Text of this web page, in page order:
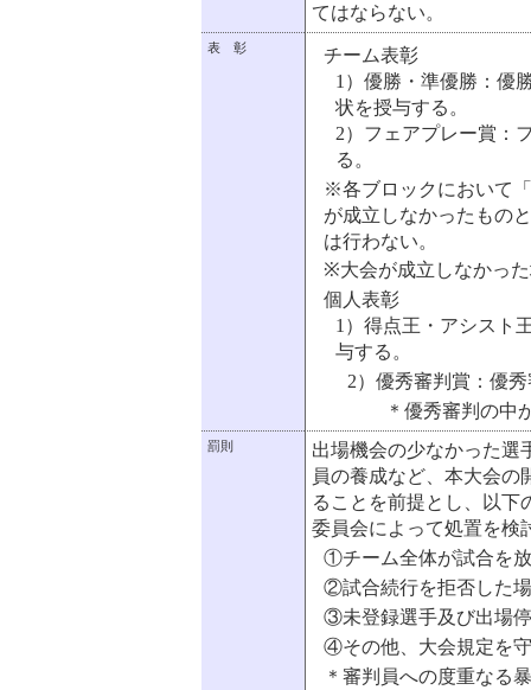
てはならない。
表 彰
チーム表彰
1）優勝・準優勝：優
状を授与する。
2）フェアプレー賞：
る。
※各ブロックにおいて
が成立しなかったもの
は行わない。
※大会が成立しなかっ
個人表彰
1）得点王・アシスト
与する。
2）優秀審判賞：優秀
＊優秀審判の中か
罰則
出場機会の少なかった選
員の養成など、本大会
ることを前提とし、以下
委員会によって処置を検
①チーム全体が試合を
②試合続行を拒否した
③未登録選手及び出場
④その他、大会規定を
＊審判員への度重なる